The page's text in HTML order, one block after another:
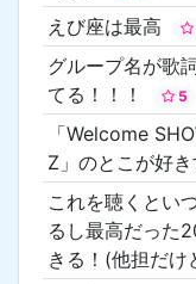
えび座は最高
グループ名が歌
てる！！！
5
「Welcome
Z」のとこが好き
これを聴くとい
るし最高だった
きる！(他担だけ